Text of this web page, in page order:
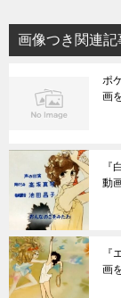
画像つき関連記
ポ
画
『
動
『
画